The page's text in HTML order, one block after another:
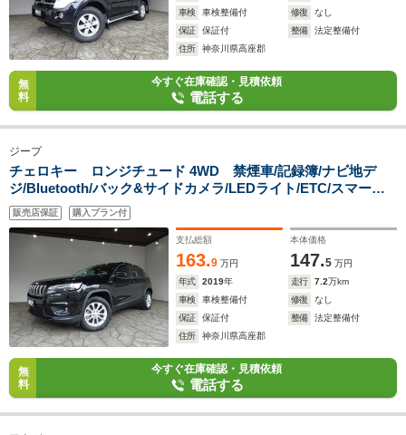
車検
車検整備付 修復
なし
保証
保証付 整備
法定整備付
住所
神奈川県高座郡
無
料
今すぐ在庫確認・見積依頼
電話する
ジープ
チェロキー ロンジチュード 4WD 禁煙車/記録簿/ナビ地デ
ジ/Bluetooth/バック&サイドカメラ/LEDライト/ETC/スマート
キー/スペアキー/ACC/パドルシフト/パワーゲート/アクティブパ
ークセンス/レーンセンス/BSM/オートライト/オートエアコ
ン/17AW/FOG
販売店保証 購入プラン付
支払総額
163.9 万円
本体価格
147.5 万円
年式
2019年 走行 7.2万km
車検
車検整備付 修復
なし
保証
保証付 整備
法定整備付
住所
神奈川県高座郡
無
料
今すぐ在庫確認・見積依頼
電話する